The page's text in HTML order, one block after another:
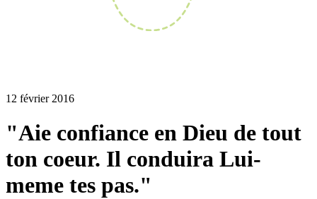
12 février 2016
"Aie confiance en Dieu de tout
ton coeur. Il conduira Lui-
meme tes pas."